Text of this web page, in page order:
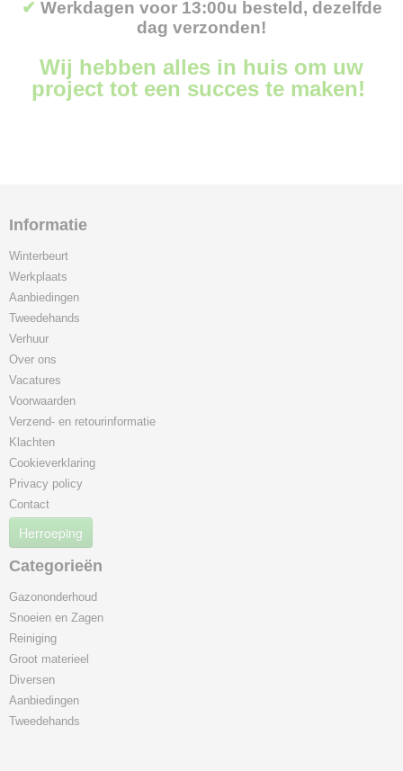
✔ Werkdagen voor 13:00u besteld, dezelfde
dag verzonden!
Wij hebben alles in huis om uw
project tot een succes te maken!
Informatie
Winterbeurt
Werkplaats
Aanbiedingen
Tweedehands
Verhuur
Over ons
Vacatures
Voorwaarden
Verzend- en retourinformatie
Klachten
Cookieverklaring
Privacy policy
Contact
Herroeping
Categorieën
Gazononderhoud
Snoeien en Zagen
Reiniging
Groot materieel
Diversen
Aanbiedingen
Tweedehands